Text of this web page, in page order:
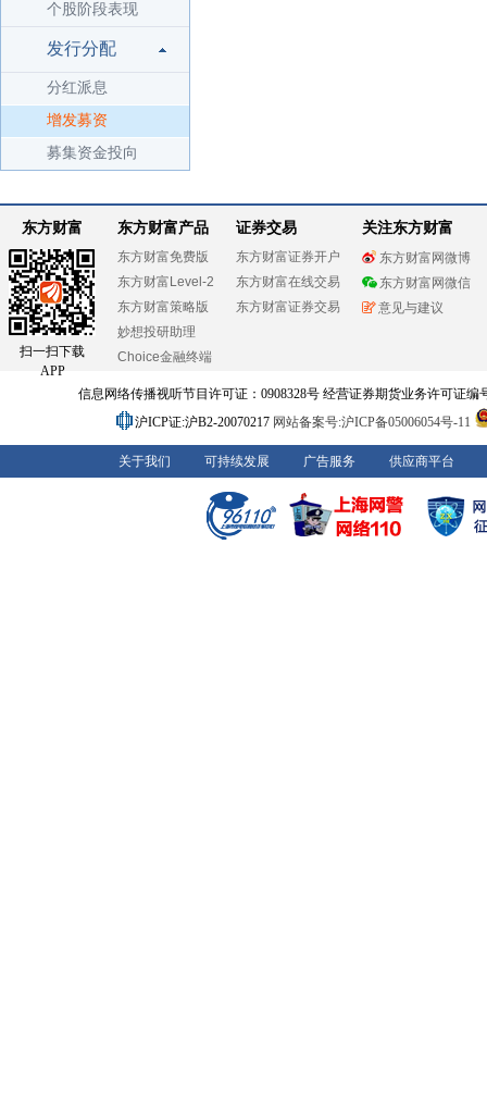
个股阶段表现
发行分配
分红派息
增发募资
募集资金投向
东方财富
扫一扫下载
APP
东方财富产品
东方财富免费版
东方财富Level-2
东方财富策略版
妙想投研助理
Choice金融终端
证券交易
东方财富证券开户
东方财富在线交易
东方财富证券交易
关注东方财富
东方财富网微博
东方财富网微信
意见与建议
信息网络传播视听节目许可证：0908328号 经营证券期货业务许可证编
沪ICP证:沪B2-20070217 网站备案号:沪ICP备05006054号-11
关于我们 可持续发展 广告服务 供应商平台